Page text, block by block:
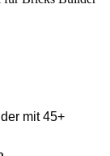
mit 45+